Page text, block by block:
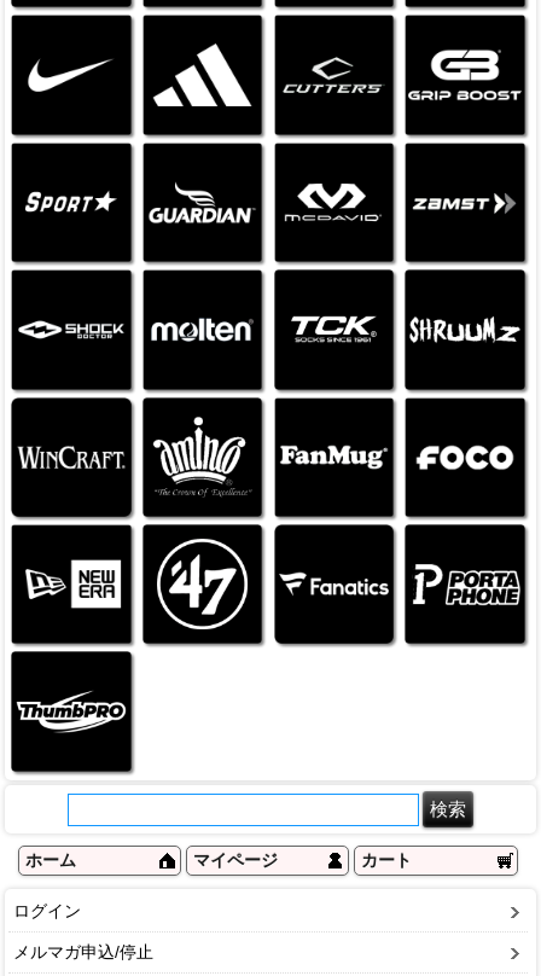
ホーム マイページ カート
ログイン
メルマガ申込/停止